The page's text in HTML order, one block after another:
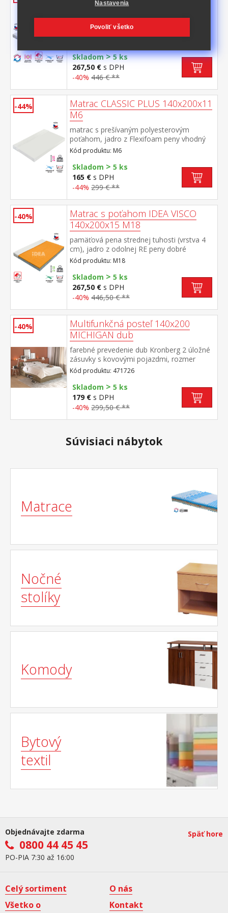
140x200x14 M39
pamäťová pena rôznych tuhostí v
panvových zónach prináša odľahčenie
kĺbom a celému pohybovému aparátu 7-
veľmi jemná masáž v priebehu spánku
matrac s Visco systémom rozdielnej tuhosti
strán vhodná pre všetky typy roštov poťah
nosnosť do 120 kg
Skladom>5 ks
267,50 € s DPH
-40% 446 € **
-44%
Matrac CLASSIC PLUS 140x200x11
M6
matrac s prešívaným polyesterovým
poťahom, jadro z Flexifoam peny vhodný
pre všetky typy roštov poťah snímateľný a
prateľný do 40 °C odporúčaná nosnosť do
110 kg
Kód produktu: M6
Skladom > 5 ks
165 € s DPH
-44% 299 € **
-40%
Matrac s poťahom IDEA VISCO
140x200x15 M18
pamäťová pena strednej tuhosti (vrstva 4
cm), jadro z odolnej RE peny dobré
ortopedické vlastností a dlhá životnosť
matraca vhodný pre všetky typy
roštov poťah priedušný, vyrobený z dvoch
častí, snímateľný a prateľný do 60 °C
odporúčaná nosnosť do 130 kg
Kód produktu: M18
Skladom > 5 ks
267,50 € s DPH
-40% 446,50 € **
-40%
Multifunkčná posteľ 140x200
MICHIGAN dub
farebné prevedenie dub Kronberg 2 úložné
zásuvky s kovovými pojazdmi, rozmer
zásuvky (š/v/h) 56 × 11 × 34 cm rozmer niky
(š/v/h) 69 × 36 × 26 cm, zásuvky a nika sú v
cene matrac a rošt nie sú v cene,
odporúčaný rozmer matraca 140 × 200
cm k posteli je nutné použiť samonosný
rošt v ráme 140 × 200 cm (7160 alebo
7867) odporúčaná maximálna nosnosť 2×
Kód produktu: 471726
Skladom > 5 ks
179 € s DPH
-40% 299,50 € **
Súvisiaci nábytok
Matrace
Nočné
stolíky
Komody
Bytový
textil
Objednávajte zdarma
0800 44 45 45
PO-PIA 7:30 až 16:00
Späť hore
Celý sortiment
O nás
Všetko o
Kontakt
Nastavenia
Povoliť všetko